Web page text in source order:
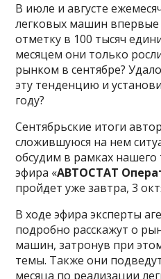
В июле и августе
легковых машин впервые
отметку в 100 тысяч
месяцем они только
рынком в сентябре?
эту тенденцию и
году?
Сентябрьские итоги
сложившуюся на нем
обсудим в рамках
эфира «АВТОСТАТ
пройдет уже завтра, 3
В ходе эфира эксперты
подробно расскажут о
машин, затронув при
темы. Также они
месяца по реализации